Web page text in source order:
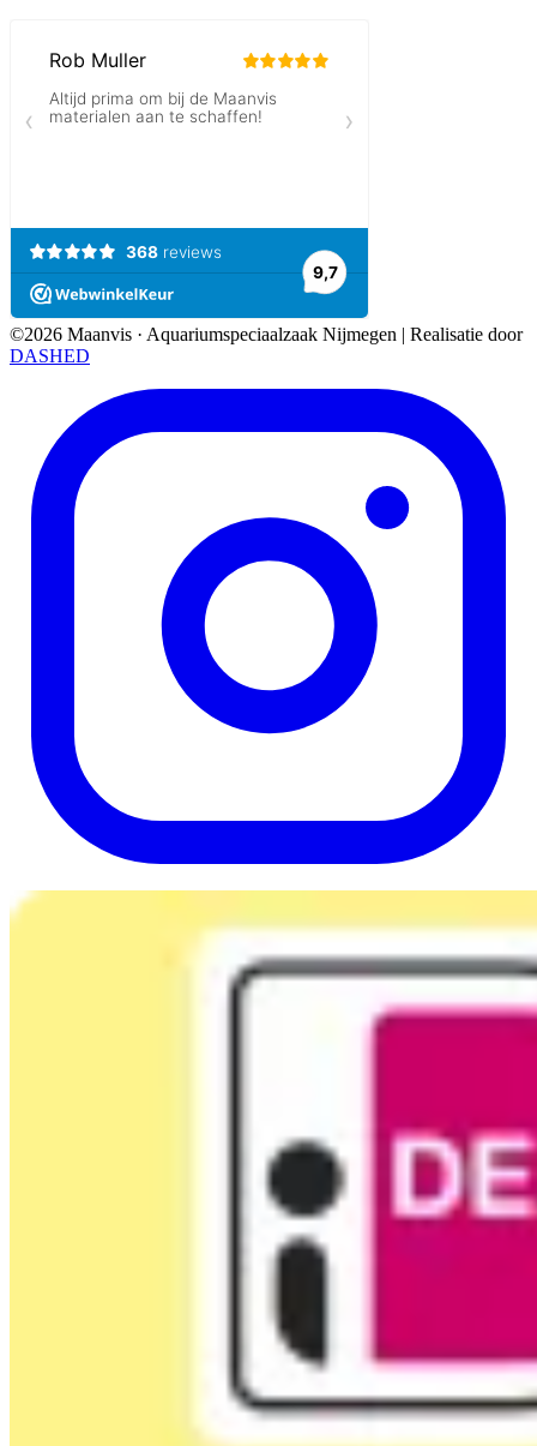
©2026 Maanvis · Aquariumspeciaalzaak Nijmegen | Realisatie door
DASHED